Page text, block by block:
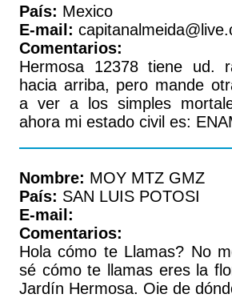
País: Mexico
E-mail:
Comentarios:
Hermosa 12378 tiene ud.
hacia arriba, pero mande
a ver a los simples
ahora mi estado civil es:
Nombre: MOY MTZ GMZ
País: SAN LUIS POTOSI
E-mail:
Comentarios:
Hola cómo te Llamas? No
sé cómo te llamas eres la
Jardín Hermosa. Oie de